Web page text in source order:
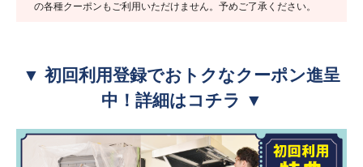
の各種クーポンもご利用いただけません。予めご了承ください。
▼ 初回利用登録でおトクなクーポン進呈
中！詳細はコチラ ▼